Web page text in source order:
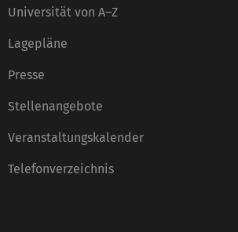
Universität von A–Z
Lagepläne
Presse
Stellenangebote
Veranstaltungskalender
Telefonverzeichnis